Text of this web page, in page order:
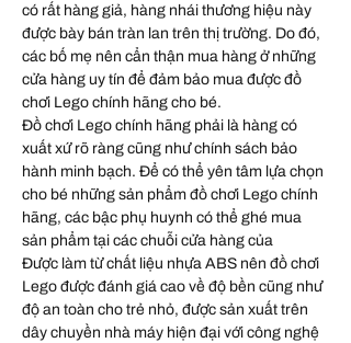
có rất hàng giả, hàng nhái thương hiệu này
được bày bán tràn lan trên thị trường. Do đó,
các bố mẹ nên cẩn thận mua hàng ở những
cửa hàng uy tín để đảm bảo mua được đồ
chơi Lego chính hãng cho bé.
Đồ chơi Lego chính hãng phải là hàng có
xuất xứ rõ ràng cũng như chính sách bảo
hành minh bạch. Để có thể yên tâm lựa chọn
cho bé những sản phẩm đồ chơi Lego chính
hãng, các bậc phụ huynh có thể ghé mua
sản phẩm tại các chuỗi cửa hàng của
Được làm từ chất liệu nhựa ABS nên đồ chơi
Lego được đánh giá cao về độ bền cũng như
độ an toàn cho trẻ nhỏ, được sản xuất trên
dây chuyền nhà máy hiện đại với công nghệ